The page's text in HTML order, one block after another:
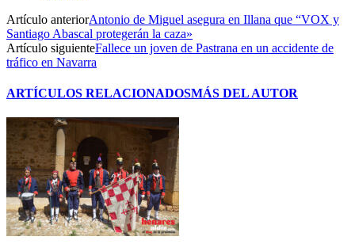
Artículo anteriorAntonio de Miguel asegura en Illana que “VOX y
Santiago Abascal protegerán la caza»
Artículo siguienteFallece un joven de Pastrana en un accidente de
tráfico en Navarra
ARTÍCULOS RELACIONADOSMÁS DEL AUTOR